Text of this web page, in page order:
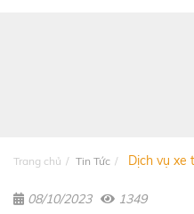
Trang chủ Tin Tức Dịch vụ xe
08/10/2023 1349